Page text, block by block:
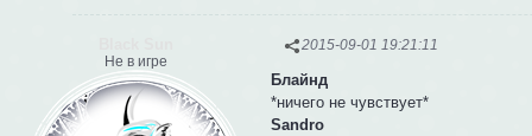
2015-09-01 19:21:11
Не в игре
Блайнд
*ничего не чувствует*
Sandro